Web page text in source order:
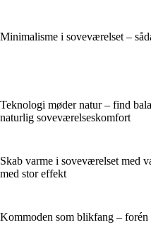
Minimalisme i soveværelset –
Teknologi møder natur – find
naturlig soveværelseskomfort
Skab varme i soveværelset med
med stor effekt
Kommoden som blikfang –